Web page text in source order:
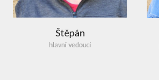
Štěpán
hlavní vedoucí